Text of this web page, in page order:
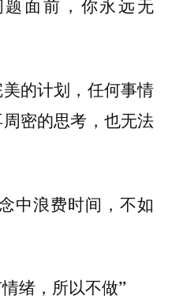
面前，你永远无
的计划，任何事情
密的思考，也无法
中浪费时间，不如
绪，所以不做”